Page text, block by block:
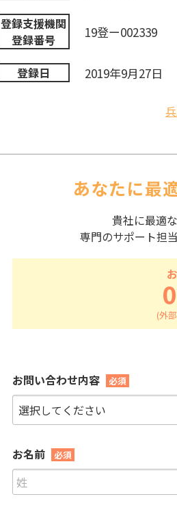
登録支援機関
登録番号
19登ー002339
登録日 2019年9月27日
あなたに最
貴社に最適
専門のサポート担
お問い合わせ内容 必須
お名前 必須